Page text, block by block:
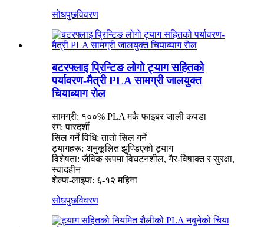
सोधपुछविवरण
बटरफ्लाइ प्रिन्टिङ लोगो ट्याग सहितको
पर्यावरण-मैत्री PLA सामग्री जालयुक्त
चियाब्याग रोल
सामग्री: १००% PLA मकै फाइबर जाली कपडा
रंग: पारदर्शी
सिल गर्ने विधि: तातो सिल गर्ने
ट्यागहरू: अनुकूलित झुण्डिएको ट्याग
विशेषता: जैविक रूपमा विघटनशील, गैर-विषाक्त र सुरक्षा,
स्वादहीन
शेल्फ-लाइफ: ६-१२ महिना
सोधपुछविवरण